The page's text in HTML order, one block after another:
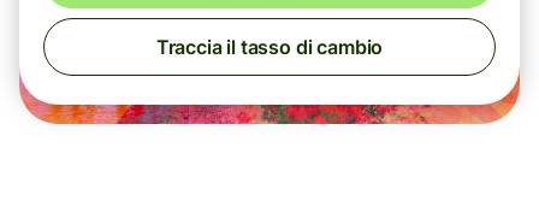
Traccia il tasso di cambio